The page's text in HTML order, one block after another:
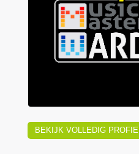
BEKIJK VOLLEDIG PROFIEL